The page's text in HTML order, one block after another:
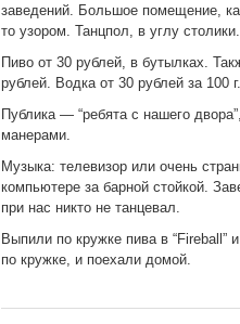
заведений. Большое помещение,
то узором. Танцпол, в углу столики.
Пиво от 30 рублей, в бутылках.
рублей. Водка от 30 рублей за 100 г.
Публика — “ребята с нашего
манерами.
Музыка: телевизор или очень
компьютере за барной стойкой.
при нас никто не танцевал.
Выпили по кружке пива в “Fireball”
по кружке, и поехали домой.